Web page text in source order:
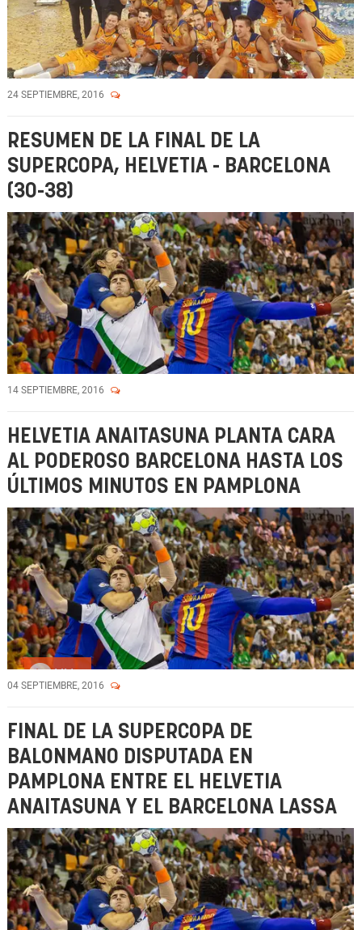
24 SEPTIEMBRE, 2016
RESUMEN DE LA FINAL DE LA
SUPERCOPA, HELVETIA - BARCELONA
(30-38)
14 SEPTIEMBRE, 2016
HELVETIA ANAITASUNA PLANTA CARA
AL PODEROSO BARCELONA HASTA LOS
ÚLTIMOS MINUTOS EN PAMPLONA
04 SEPTIEMBRE, 2016
FINAL DE LA SUPERCOPA DE
BALONMANO DISPUTADA EN
PAMPLONA ENTRE EL HELVETIA
ANAITASUNA Y EL BARCELONA LASSA